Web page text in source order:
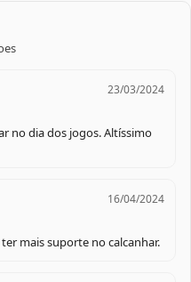
23/03/2024
no dia dos jogos. Altíssimo
16/04/2024
mais suporte no calcanhar.